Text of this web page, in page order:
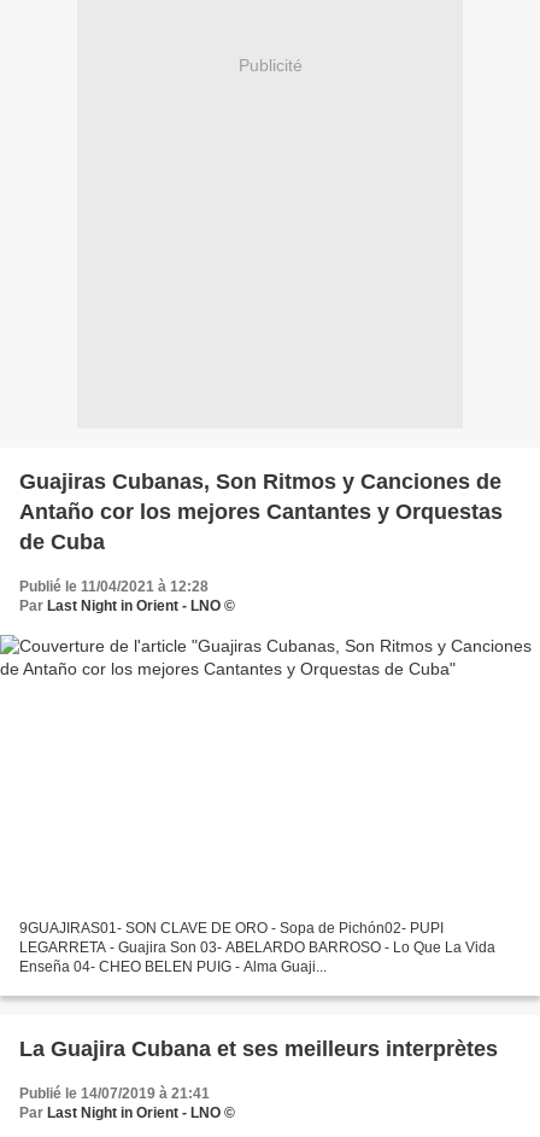
Publicité
Guajiras Cubanas, Son Ritmos y Canciones de
Antaño cor los mejores Cantantes y Orquestas
de Cuba
Publié le 11/04/2021 à 12:28
Par Last Night in Orient - LNO ©
9GUAJIRAS01- SON CLAVE DE ORO - Sopa de Pichón02- PUPI
LEGARRETA - Guajira Son 03- ABELARDO BARROSO - Lo Que La Vida
Enseña 04- CHEO BELEN PUIG - Alma Guaji...
La Guajira Cubana et ses meilleurs interprètes
Publié le 14/07/2019 à 21:41
Par Last Night in Orient - LNO ©